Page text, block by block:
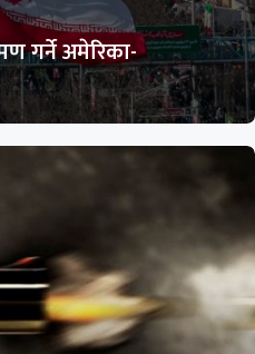
गर्ने अमेरिका-